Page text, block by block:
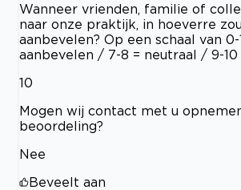
Wanneer vrienden, familie of
naar onze praktijk, in hoeverre
aanbevelen? Op een schaal van
aanbevelen / 7-8 = neutraal / 9-10
10
Mogen wij contact met u
beoordeling?
Nee
Beveelt aan